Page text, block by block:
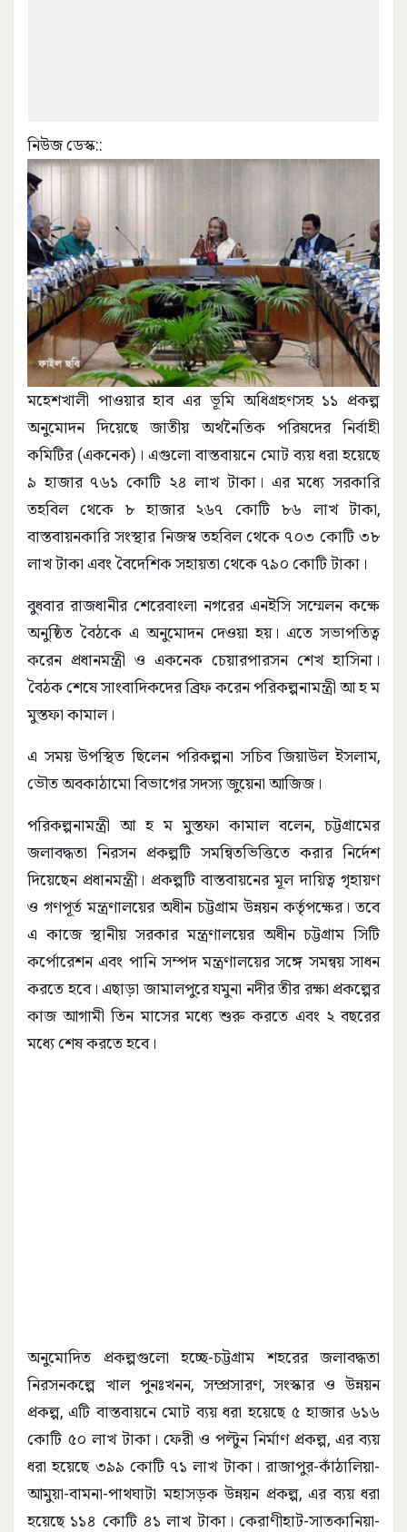
নিউজ ডেস্ক::
মহেশখালী পাওয়ার হাব এর ভূমি অধিগ্রহণসহ ১১ প্রকল্প
অনুমোদন দিয়েছে জাতীয় অর্থনৈতিক পরিষদের নির্বাহী
কমিটির (একনেক)। এগুলো বাস্তবায়নে মোট ব্যয় ধরা হয়েছে
৯ হাজার ৭৬১ কোটি ২৪ লাখ টাকা। এর মধ্যে সরকারি
তহবিল থেকে ৮ হাজার ২৬৭ কোটি ৮৬ লাখ টাকা,
বাস্তবায়নকারি সংস্থার নিজস্ব তহবিল থেকে ৭০৩ কোটি ৩৮
লাখ টাকা এবং বৈদেশিক সহায়তা থেকে ৭৯০ কোটি টাকা।
বুধবার রাজধানীর শেরেবাংলা নগরের এনইসি সম্মেলন কক্ষে
অনুষ্ঠিত বৈঠকে এ অনুমোদন দেওয়া হয়। এতে সভাপতিত্ব
করেন প্রধানমন্ত্রী ও একনেক চেয়ারপারসন শেখ হাসিনা।
বৈঠক শেষে সাংবাদিকদের ব্রিফ করেন পরিকল্পনামন্ত্রী আ হ ম
মুস্তফা কামাল।
এ সময় উপস্থিত ছিলেন পরিকল্পনা সচিব জিয়াউল ইসলাম,
ভৌত অবকাঠামো বিভাগের সদস্য জুয়েনা আজিজ।
পরিকল্পনামন্ত্রী আ হ ম মুস্তফা কামাল বলেন, চট্টগ্রামের
জলাবদ্ধতা নিরসন প্রকল্পটি সমন্বিতভিত্তিতে করার নির্দেশ
দিয়েছেন প্রধানমন্ত্রী। প্রকল্পটি বাস্তবায়নের মূল দায়িত্ব গৃহায়ণ
ও গণপূর্ত মন্ত্রণালয়ের অধীন চট্টগ্রাম উন্নয়ন কর্তৃপক্ষের। তবে
এ কাজে স্থানীয় সরকার মন্ত্রণালয়ের অধীন চট্টগ্রাম সিটি
কর্পোরেশন এবং পানি সম্পদ মন্ত্রণালয়ের সঙ্গে সমন্বয় সাধন
করতে হবে। এছাড়া জামালপুরে যমুনা নদীর তীর রক্ষা প্রকল্পের
কাজ আগামী তিন মাসের মধ্যে শুরু করতে এবং ২ বছরের
মধ্যে শেষ করতে হবে।
অনুমোদিত প্রকল্পগুলো হচ্ছে-চট্টগ্রাম শহরের জলাবদ্ধতা
নিরসনকল্পে খাল পুনঃখনন, সম্প্রসারণ, সংস্কার ও উন্নয়ন
প্রকল্প, এটি বাস্তবায়নে মোট ব্যয় ধরা হয়েছে ৫ হাজার ৬১৬
কোটি ৫০ লাখ টাকা। ফেরী ও পল্টুন নির্মাণ প্রকল্প, এর ব্যয়
ধরা হয়েছে ৩৯৯ কোটি ৭১ লাখ টাকা। রাজাপুর-কাঁঠালিয়া-
আমুয়া-বামনা-পাথঘাটা মহাসড়ক উন্নয়ন প্রকল্প, এর ব্যয় ধরা
হয়েছে ১১৪ কোটি ৪১ লাখ টাকা। কেরাণীহাট-সাতকানিয়া-